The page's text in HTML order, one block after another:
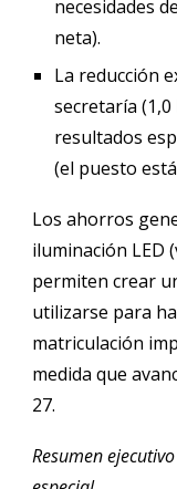
necesidades
neta).
La reducción
secretaría (1,0
resultados
(el puesto
Los ahorros
iluminación LED
permiten crear
utilizarse para
matriculación
medida que
27.
Resumen